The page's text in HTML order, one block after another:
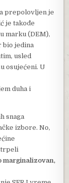
prepolovljen je
je takođe
marku (DEM),
bio jedina
usled
osujećeni. U
duha i
snaga
izbore. No,
marginalizovan,